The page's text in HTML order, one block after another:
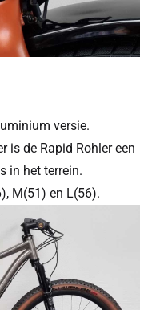
versie.
is de Rapid Rohler een
in het terrein.
M(51) en L(56).